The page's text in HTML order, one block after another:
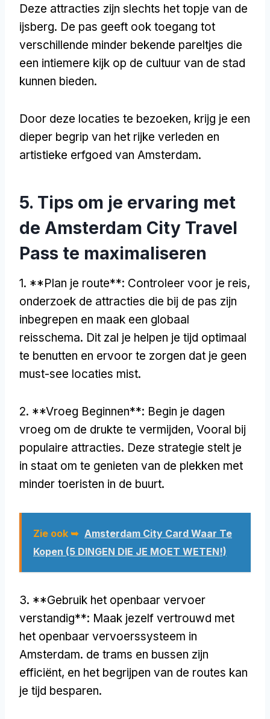
Deze attracties zijn slechts het topje van de
ijsberg. De pas geeft ook toegang tot
verschillende minder bekende pareltjes die
een intiemere kijk op de cultuur van de stad
kunnen bieden.
Door deze locaties te bezoeken, krijg je een
dieper begrip van het rijke verleden en
artistieke erfgoed van Amsterdam.
5. Tips om je ervaring met
de Amsterdam City Travel
Pass te maximaliseren
1. **Plan je route**: Controleer voor je reis,
onderzoek de attracties die bij de pas zijn
inbegrepen en maak een globaal
reisschema. Dit zal je helpen je tijd optimaal
te benutten en ervoor te zorgen dat je geen
must-see locaties mist.
2. **Vroeg Beginnen**: Begin je dagen
vroeg om de drukte te vermijden, Vooral bij
populaire attracties. Deze strategie stelt je
in staat om te genieten van de plekken met
minder toeristen in de buurt.
Zie ook ➥ Amsterdam City Card Waar Te
Kopen (5 DINGEN DIE JE MOET WETEN!)
3. **Gebruik het openbaar vervoer
verstandig**: Maak jezelf vertrouwd met
het openbaar vervoerssysteem in
Amsterdam. de trams en bussen zijn
efficiënt, en het begrijpen van de routes kan
je tijd besparen.